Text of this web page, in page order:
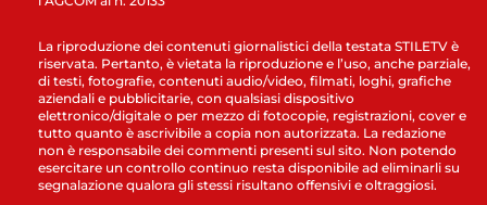
La riproduzione dei contenuti giornalistici della testata STILETV è
riservata. Pertanto, è vietata la riproduzione e l’uso, anche parziale,
di testi, fotografie, contenuti audio/video, filmati, loghi, grafiche
aziendali e pubblicitarie, con qualsiasi dispositivo
elettronico/digitale o per mezzo di fotocopie, registrazioni, cover e
tutto quanto è ascrivibile a copia non autorizzata. La redazione
non è responsabile dei commenti presenti sul sito. Non potendo
esercitare un controllo continuo resta disponibile ad eliminarli su
segnalazione qualora gli stessi risultano offensivi e oltraggiosi.